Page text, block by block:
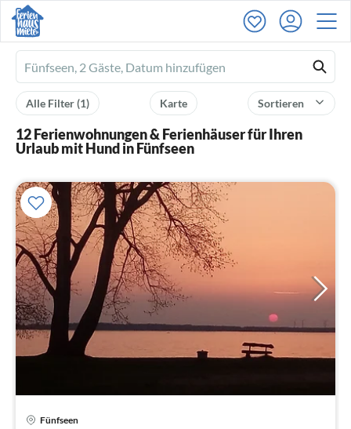
Ferienhausmiete
logo
Sortieren
Karte
Alle Filter(1)
12 Ferienwohnungen & Ferienhäuser für Ihren
Urlaub mit Hund in Fünfseen
Fünfseen